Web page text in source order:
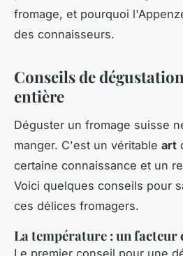
fromage, et pourquoi
des connaisseurs.
Conseils de
entière
Déguster un fromage suisse
manger. C'est un véritable art
certaine connaissance et un
Voici quelques conseils pour
ces délices fromagers.
La température : un facteur
Le premier conseil pour une